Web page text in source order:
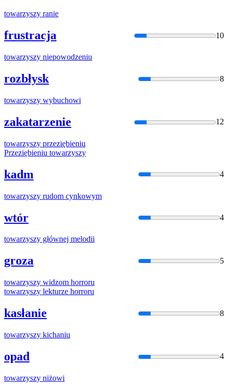
towarzyszy ranie
frustracja 10
towarzyszy niepowodzeniu
rozbłysk 8
towarzyszy wybuchowi
zakatarzenie 12
towarzyszy przeziębieniu
Przeziębieniu towarzyszy
kadm 4
towarzyszy rudom cynkowym
wtór 4
towarzyszy głównej melodii
groza 5
towarzyszy widzom horroru
towarzyszy lekturze horroru
kasłanie 8
towarzyszy kichaniu
opad 4
towarzyszy niżowi